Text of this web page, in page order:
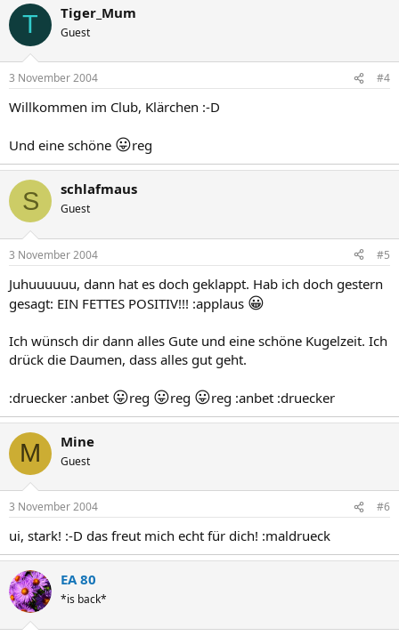
T Tiger_Mum
Guest
3 November 2004 #4
Willkommen im Club, Klärchen :-D
Und eine schöne 😛reg
S schlafmaus
Guest
3 November 2004 #5
Juhuuuuuu, dann hat es doch geklappt. Hab ich doch gestern
gesagt: EIN FETTES POSITIV!!! :applaus 😀
Ich wünsch dir dann alles Gute und eine schöne Kugelzeit. Ich
drück die Daumen, dass alles gut geht.
:druecker :anbet 😛reg 😛reg 😛reg :anbet :druecker
M Mine
Guest
3 November 2004 #6
ui, stark! :-D das freut mich echt für dich! :maldrueck
EA 80
*is back*